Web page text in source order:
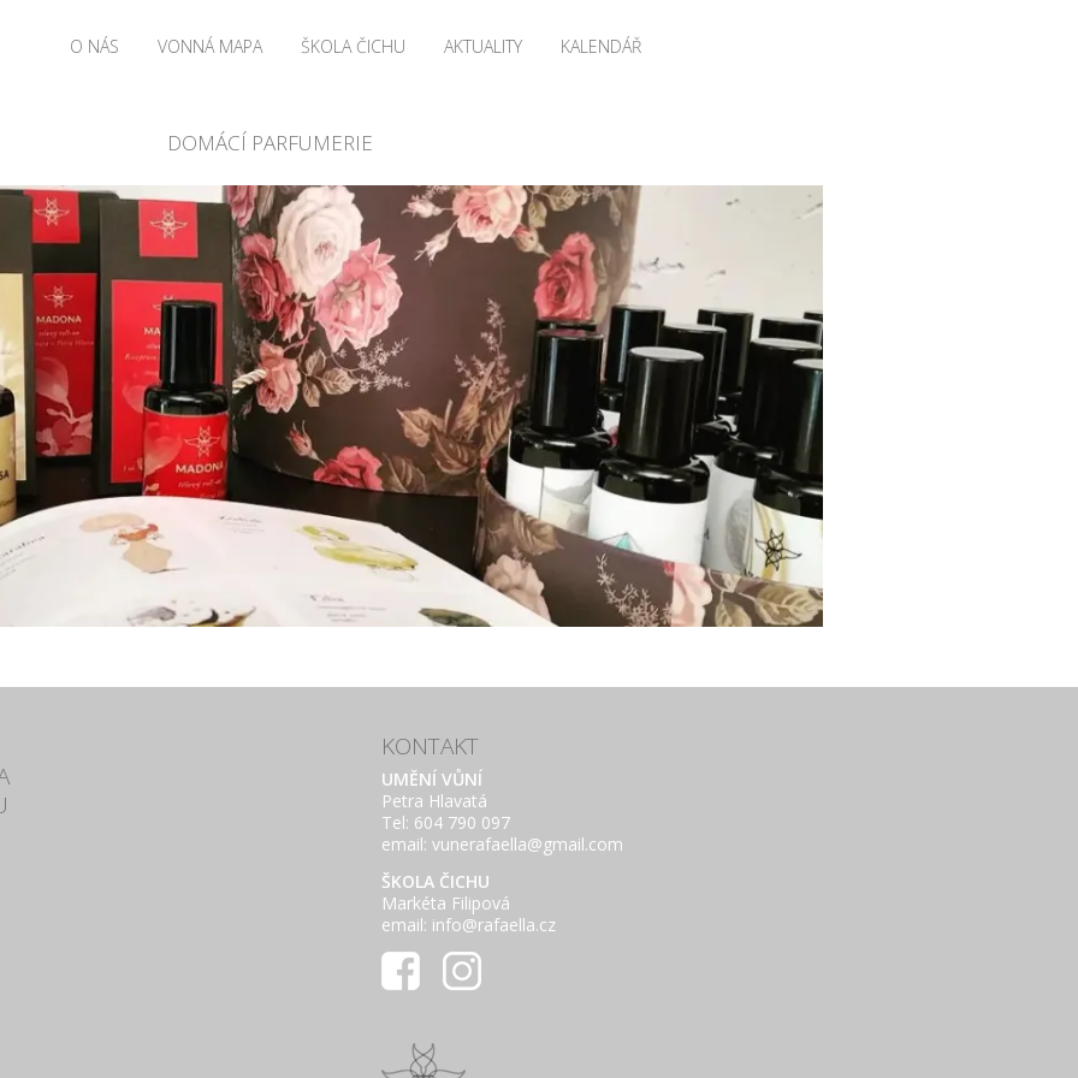
O NÁS VONNÁ MAPA ŠKOLA ČICHU AKTUALITY KALENDÁŘ
DOMÁCÍ PARFUMERIE
KONTAKT
UMĚNÍ VŮNÍ
Petra Hlavatá
Tel: 604 790 097
email: vunerafaella@gmail.com
ŠKOLA ČICHU
Markéta Filipová
email: info@rafaella.cz